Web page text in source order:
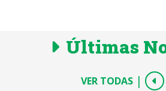
Últimas
VER TODAS |